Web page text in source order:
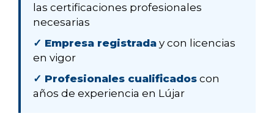
las certificaciones profesionales
necesarias
✓ Empresa registrada y con licencias
en vigor
✓ Profesionales cualificados con
años de experiencia en Lújar